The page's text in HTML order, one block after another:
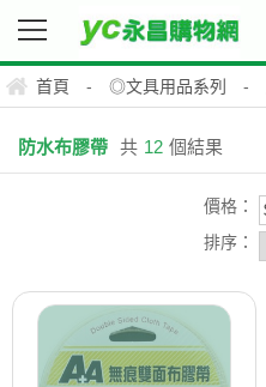
首頁 - ◎文具用品系列 -
防水布膠帶 共 12 個結果
價格：
排序：